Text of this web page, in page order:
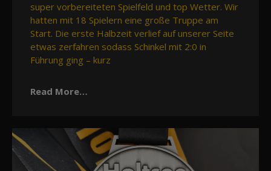
super vorbereiteten Spielfeld und top Wetter. Wir
hatten mit 18 Spielern eine große Truppe am
Start. Die erste Halbzeit verlief auf unserer Seite
etwas zerfahren sodass Schinkel mit 2:0 in
Führung ging – kurz
Read More…